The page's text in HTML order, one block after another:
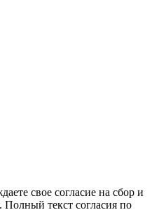
свое согласие на cбор и
текст согласия по